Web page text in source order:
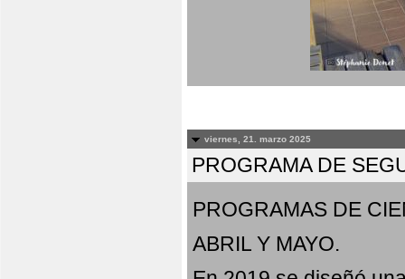
viernes, 21. marzo 2025
PROGRAMA DE
PROGRAMAS DE
ABRIL Y MAYO.